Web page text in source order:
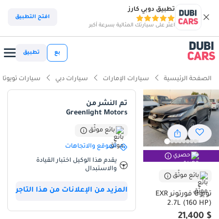
تطبيق دوبي كارز
اعثر على سيارتك المثالية بسرعة أكبر
افتح التطبيق
بع تطبيق
الصفحة الرئيسية سيارات الإمارات سيارات دبي سيارات تويوتا
حصري
بائع موثّق
تويوتا فورتونر EXR
2.7L (160 HP)
$ 21,400
تم النشر من
Greenlight Motors
بائع موثّق
الموقع والاتجاهات
يقدم هذا الوكيل اختبار القيادة
والاستبدال
المزيد من الإعلانات من هذا التاجر
ذكاء دوبي كارز
ذكاء دوبيكارز
مصمم خصيصًا للطرق الوعرة
أقل معدل استهلاك في فئته
تصنيف السلامة 5 نجوم من NCAP
ملخص
تُعدّ سيارة تويوتا فورتشنر هذه خيارًا استثنائيًا للمشتري في دول مجلس
التعاون الخليجي الباحث عن التوازن بين الموثوقية العصرية والقدرات
القوية. بمسافة مقطوعة أقل بكثير من المعدل المعتاد لسيارات موديل